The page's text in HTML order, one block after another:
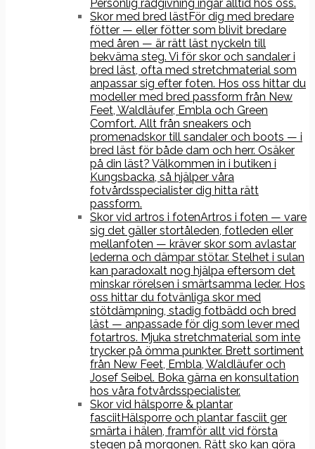
Personlig rådgivning ingår alltid hos oss.
Skor med bred lästFör dig med bredare
fötter — eller fötter som blivit bredare
med åren — är rätt läst nyckeln till
bekväma steg. Vi för skor och sandaler i
bred läst, ofta med stretchmaterial som
anpassar sig efter foten. Hos oss hittar du
modeller med bred passform från New
Feet, Waldläufer, Embla och Green
Comfort. Allt från sneakers och
promenadskor till sandaler och boots — i
bred läst för både dam och herr. Osäker
på din läst? Välkommen in i butiken i
Kungsbacka, så hjälper våra
fotvårdsspecialister dig hitta rätt
passform.
Skor vid artros i fotenArtros i foten — vare
sig det gäller stortåleden, fotleden eller
mellanfoten — kräver skor som avlastar
lederna och dämpar stötar. Stelhet i sulan
kan paradoxalt nog hjälpa eftersom det
minskar rörelsen i smärtsamma leder. Hos
oss hittar du fotvänliga skor med
stötdämpning, stadig fotbädd och bred
läst — anpassade för dig som lever med
fotartros. Mjuka stretchmaterial som inte
trycker på ömma punkter. Brett sortiment
från New Feet, Embla, Waldläufer och
Josef Seibel. Boka gärna en konsultation
hos våra fotvårdsspecialister.
Skor vid hälsporre & plantar
fasciitHälsporre och plantar fasciit ger
smärta i hälen, framför allt vid första
stegen på morgonen. Rätt sko kan göra